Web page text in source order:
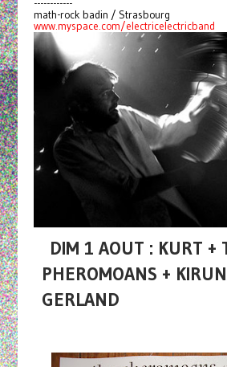
------------
math-rock badin / Strasbourg
www.myspace.com/electricelectricband
DIM 1 AOUT : KURT +
PHEROMOANS +
GERLAND